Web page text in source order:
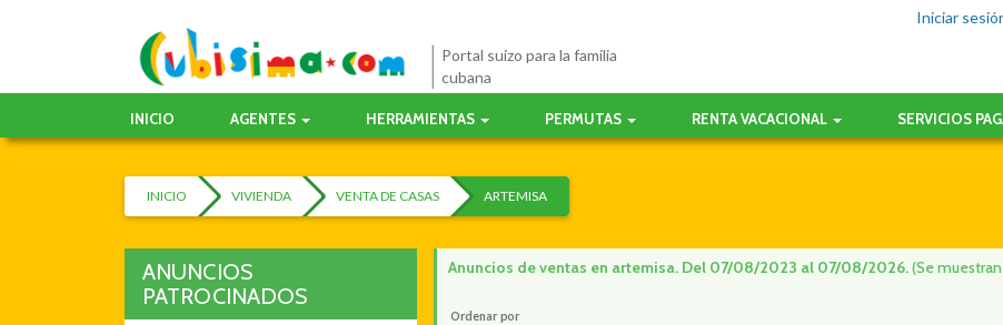
Iniciar
Portal suizo para la familia
cubana
INICIO AGENTES HERRAMIENTAS PERMUTAS RENTA VACACIONAL SERVICIOS
INICIO VIVIENDA VENTA DE CASAS ARTEMISA
ANUNCIOS
PATROCINADOS
Anuncios de ventas en artemisa. Del 07/08/2023 al 07/08/2026.(Se
Ordenar por